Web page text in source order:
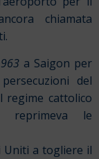
chiamata
a Saigon per
del
regime cattolico
reprimeva le
Uniti a togliere il